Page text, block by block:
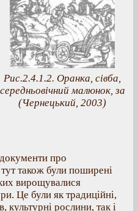
Рис.2.4.1.2. Оранка, сівба,
середньовічний малюнок, за
(Чернецький, 2003)
про
також були поширені
вирощувалися
Це були як традиційні,
культурні рослини, так і